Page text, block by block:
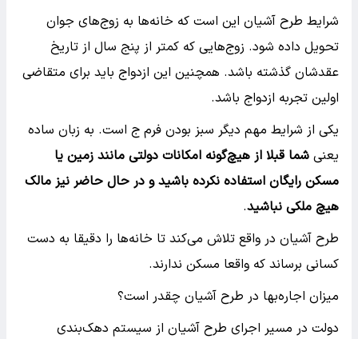
شرایط طرح آشیان این است که خانه‌ها به زوج‌های جوان
تحویل داده شود. زوج‌‌هایی که کمتر از پنج سال از تاریخ
عقدشان گذشته باشد. همچنین این ازدواج باید برای متقاضی
اولین تجربه ازدواج باشد.
یکی از شرایط مهم دیگر سبز بودن فرم ج است. به زبان ساده
یعنی شما قبلا از هیچ‌گونه امکانات دولتی مانند زمین یا
مسکن رایگان استفاده نکرده باشید و در حال حاضر نیز مالک
هیچ ملکی نباشید.
طرح آشیان در واقع تلاش می‌کند تا خانه‌ها را دقیقا به دست
کسانی برساند که واقعا مسکن ندارند.
میزان اجاره‌بها در طرح آشیان چقدر است؟
دولت در مسیر اجرای طرح آشیان از سیستم دهک‌بندی